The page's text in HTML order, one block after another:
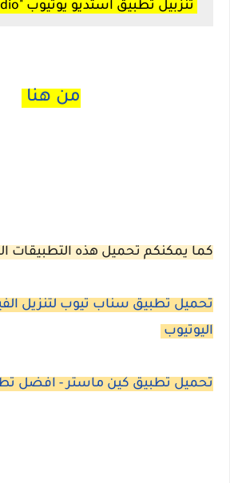
تنزبيل تطبيق استديو يوتيوب "Youtube studio"
من هنا
كما يمكنكم تحميل هذه التطبيقات
تحميل تطبيق سناب تيوب لتنزيل
اليوتيوب
تحميل تطبيق كين ماستر - افضل